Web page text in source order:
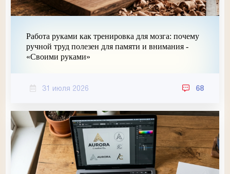
Работа руками как тренировка для мозга: почему
ручной труд полезен для памяти и внимания -
«Своими руками»
31 июля 2026 68